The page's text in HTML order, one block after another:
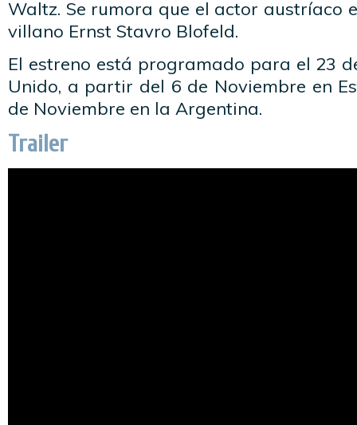
Waltz. Se rumora que el actor austríaco
villano Ernst Stavro Blofeld.
El estreno está programado para el 23
Unido, a partir del 6 de Noviembre en
de Noviembre en la Argentina.
Trailer